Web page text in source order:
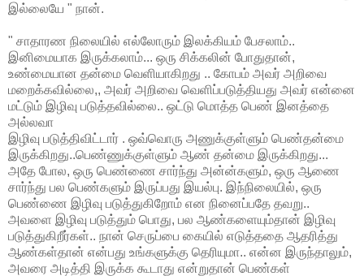
இல்லையே " நான்.
" சாதாரண நிலையில் எல்லோரும் இலக்கியம் பேசலாம்..
இனிமையாக இருக்கலாம்... ஒரு சிக்கலின் போதுதான்,
உண்மையான தன்மை வெளியாகிறது .. கோபம் அவர் அறிவை
மறைக்கவில்லை,, அவர் அறிவை வெளிப்படுத்தியது அவர் என்னை
மட்டும் இழிவு படுத்தவில்லை.. ஒட்டு மொத்த பெண் இனத்தை
அல்லவா
இழிவு படுத்திவிட்டார் . ஒவ்வொரு அணுக்குள்ளும் பெண்தன்மை
இருக்கிறது..பெண்ணுக்குள்ளும் ஆண் தன்மை இருக்கிறது...
அதே போல, ஒரு பெண்ணை சார்ந்து அன்ன்களும், ஒரு ஆணை
சார்ந்து பல பெண்களும் இருப்பது இயல்பு. இந்நிலையில், ஒரு
பெண்ணை இழிவு படுத்துகிறோம் என நினைப்பதே தவறு..
அவளை இழிவு படுத்தும் பொது, பல ஆண்களையும்தான் இழிவு
படுத்துகிறீர்கள்.. நான் செருப்பை கையில் எடுத்ததை ஆதரித்து
ஆண்கள்தான் என்பது உங்களுக்கு தெரியுமா.. என்ன இருந்தாலும்,
அவரை அடித்தி இருக்க கூடாது என்றுதான் பெண்கள்